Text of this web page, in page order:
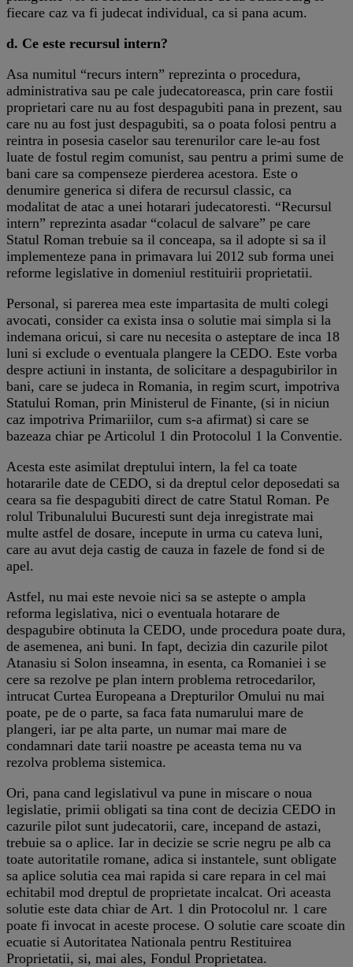
fiecare caz va fi judecat individual, ca si pana acum.
d. Ce este recursul intern?
Asa numitul “recurs intern” reprezinta o procedura,
administrativa sau pe cale judecatoreasca, prin care fostii
proprietari care nu au fost despagubiti pana in prezent, sau
care nu au fost just despagubiti, sa o poata folosi pentru a
reintra in posesia caselor sau terenurilor care le-au fost
luate de fostul regim comunist, sau pentru a primi sume de
bani care sa compenseze pierderea acestora. Este o
denumire generica si difera de recursul classic, ca
modalitat de atac a unei hotarari judecatoresti. “Recursul
intern” reprezinta asadar “colacul de salvare” pe care
Statul Roman trebuie sa il conceapa, sa il adopte si sa il
implementeze pana in primavara lui 2012 sub forma unei
reforme legislative in domeniul restituirii proprietatii.
Personal, si parerea mea este impartasita de multi colegi
avocati, consider ca exista insa o solutie mai simpla si la
indemana oricui, si care nu necesita o asteptare de inca 18
luni si exclude o eventuala plangere la CEDO. Este vorba
despre actiuni in instanta, de solicitare a despagubirilor in
bani, care se judeca in Romania, in regim scurt, impotriva
Statului Roman, prin Ministerul de Finante, (si in niciun
caz impotriva Primariilor, cum s-a afirmat) si care se
bazeaza chiar pe Articolul 1 din Protocolul 1 la Conventie.
Acesta este asimilat dreptului intern, la fel ca toate
hotararile date de CEDO, si da dreptul celor deposedati sa
ceara sa fie despagubiti direct de catre Statul Roman. Pe
rolul Tribunalului Bucuresti sunt deja inregistrate mai
multe astfel de dosare, incepute in urma cu cateva luni,
care au avut deja castig de cauza in fazele de fond si de
apel.
Astfel, nu mai este nevoie nici sa se astepte o ampla
reforma legislativa, nici o eventuala hotarare de
despagubire obtinuta la CEDO, unde procedura poate dura,
de asemenea, ani buni. In fapt, decizia din cazurile pilot
Atanasiu si Solon inseamna, in esenta, ca Romaniei i se
cere sa rezolve pe plan intern problema retrocedarilor,
intrucat Curtea Europeana a Drepturilor Omului nu mai
poate, pe de o parte, sa faca fata numarului mare de
plangeri, iar pe alta parte, un numar mai mare de
condamnari date tarii noastre pe aceasta tema nu va
rezolva problema sistemica.
Ori, pana cand legislativul va pune in miscare o noua
legislatie, primii obligati sa tina cont de decizia CEDO in
cazurile pilot sunt judecatorii, care, incepand de astazi,
trebuie sa o aplice. Iar in decizie se scrie negru pe alb ca
toate autoritatile romane, adica si instantele, sunt obligate
sa aplice solutia cea mai rapida si care repara in cel mai
echitabil mod dreptul de proprietate incalcat. Ori aceasta
solutie este data chiar de Art. 1 din Protocolul nr. 1 care
poate fi invocat in aceste procese. O solutie care scoate din
ecuatie si Autoritatea Nationala pentru Restituirea
Proprietatii, si, mai ales, Fondul Proprietatea.